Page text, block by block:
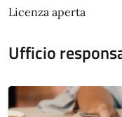
Licenza aperta
Ufficio